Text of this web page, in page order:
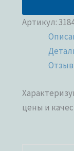
Артикул:
цены и